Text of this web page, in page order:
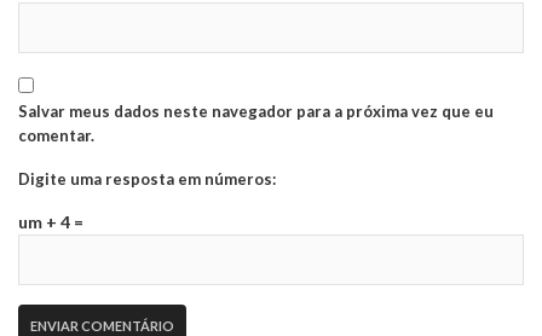
Salvar meus dados neste navegador para a próxima vez que eu
comentar.
Digite uma resposta em números:
um + 4 =